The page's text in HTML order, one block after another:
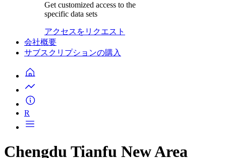
Get customized access to the
specific data sets
アクセスをリクエスト
会社概要
サブスクリプションの購入
R
Chengdu Tianfu New Area